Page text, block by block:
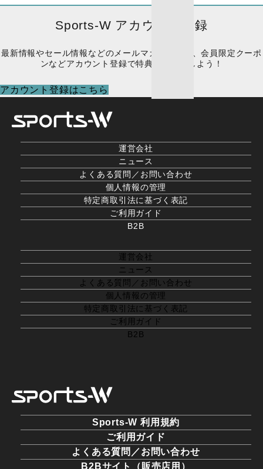
Sports-W アカウント登録
最新情報やセール情報などのメールマガジン配信、会員限定クーポ
ンなどアカウント登録で特典をゲットしよう！
アカウント登録はこちら
運営会社
ニュース
よくある質問／お問い合わせ
個人情報の管理
特定商取引法に基づく表記
ご利用ガイド
B2B
運営会社
ニュース
よくある質問／お問い合わせ
個人情報の管理
特定商取引法に基づく表記
ご利用ガイド
B2B
Sports-W 利用規約
ご利用ガイド
よくある質問／お問い合わせ
B2Bサイト（販売店用）